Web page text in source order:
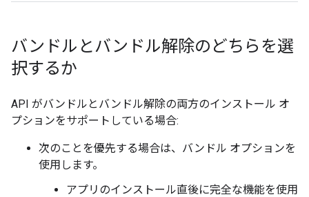
バンドルとバンドル解除のどちらを選
択するか
API がバンドルとバンドル解除の両方のインストール オ
プションをサポートしている場合:
次のことを優先する場合は、バンドル オプションを
使用します。
アプリのインストール直後に完全な機能を使用